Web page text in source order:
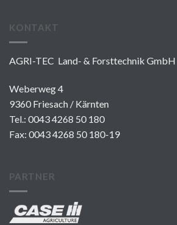
KONTAKT
AGRI-TEC Land- & Forsttechnik GmbH
Weberweg 4
9360 Friesach / Kärnten
Tel.: 0043 4268 50 180
Fax: 0043 4268 50 180-19
PARTNER